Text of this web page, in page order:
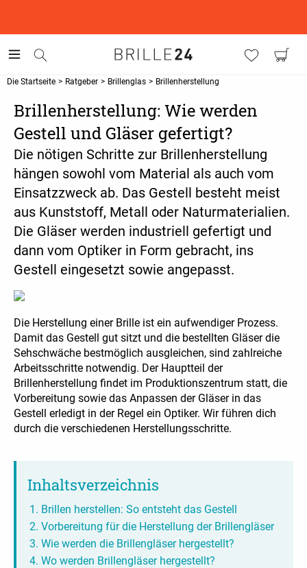
Die Startseite > Ratgeber > Brillenglas > Brillenherstellung
Brillenherstellung: Wie werden
Gestell und Gläser gefertigt?
Die nötigen Schritte zur Brillenherstellung
hängen sowohl vom Material als auch vom
Einsatzzweck ab. Das Gestell besteht meist
aus Kunststoff, Metall oder Naturmaterialien.
Die Gläser werden industriell gefertigt und
dann vom Optiker in Form gebracht, ins
Gestell eingesetzt sowie angepasst.
Die Herstellung einer Brille ist ein aufwendiger Prozess.
Damit das Gestell gut sitzt und die bestellten Gläser die
Sehschwäche bestmöglich ausgleichen, sind zahlreiche
Arbeitsschritte notwendig. Der Hauptteil der
Brillenherstellung findet im Produktionszentrum statt, die
Vorbereitung sowie das Anpassen der Gläser in das
Gestell erledigt in der Regel ein Optiker. Wir führen dich
durch die verschiedenen Herstellungsschritte.
Inhaltsverzeichnis
Brillen herstellen: So entsteht das Gestell
Vorbereitung für die Herstellung der Brillengläser
Wie werden die Brillengläser hergestellt?
Wo werden Brillengläser hergestellt?